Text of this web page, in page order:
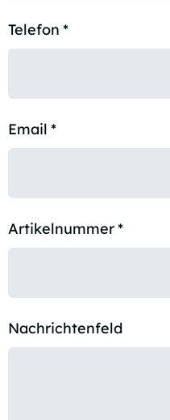
Telefon *
Email *
Artikelnummer*
Nachrichtenfeld